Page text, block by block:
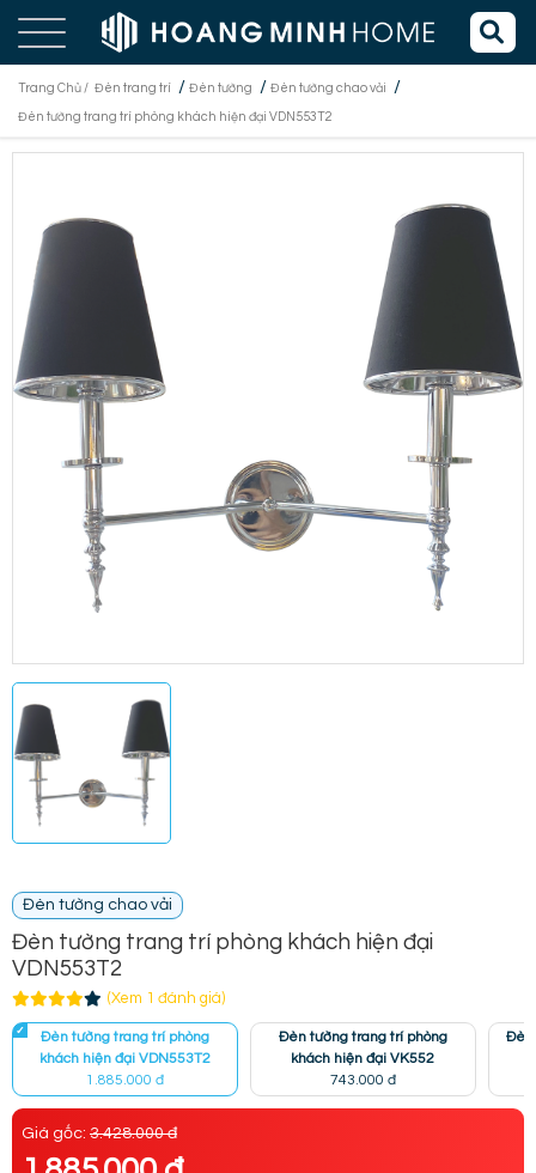
Trang Chủ / Đèn trang trí / Đèn tường / Đèn tường chao vải /
Đèn tường trang trí phòng khách hiện đại VDN553T2
Đèn tường chao vải
Đèn tường trang trí phòng khách hiện đại
VDN553T2
(Xem 1 đánh giá)
Đèn tường trang trí phòng
khách hiện đại VDN553T2
1.885.000 đ
Đèn tường trang trí phòng
khách hiện đại VK552
743.000 đ
Đèn
Giá gốc: 3.428.000 đ